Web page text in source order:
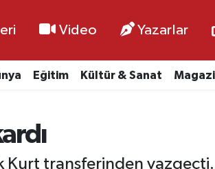
Video Yazarlar
Eğitim Kültür & Sanat
Kurt transferinden